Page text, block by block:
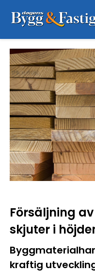
Försäljning
skjuter i
kraftig